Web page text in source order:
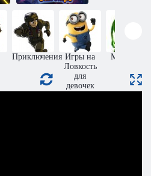
Космический
челлендж
Обби:
Звездолеты
Приключения Игры на
Ловкость
для
девочек
Монстры